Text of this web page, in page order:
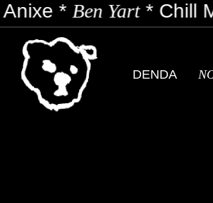
*Ben Yart*Chill
DENDA